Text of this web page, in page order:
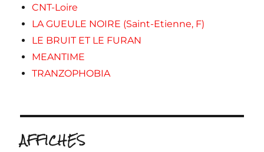
CNT-Loire
LA GUEULE NOIRE (Saint-Etienne, F)
LE BRUIT ET LE FURAN
MEANTIME
TRANZOPHOBIA
AFFICHES